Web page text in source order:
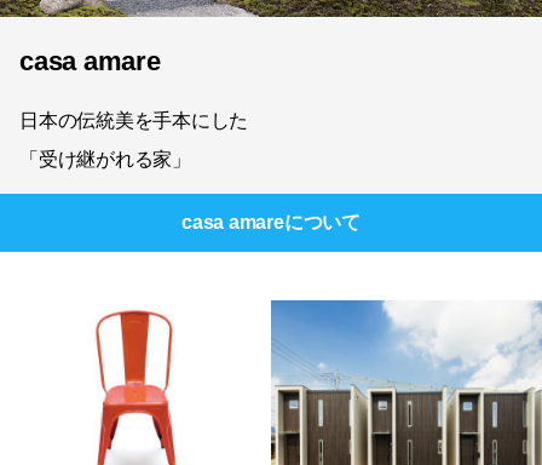
casa amare
日本の伝統美を手本にした
「受け継がれる家」
casa amareについて